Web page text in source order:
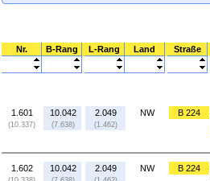
Nr. B-Rang L-Rang Land Straße
1.601
(10.337)
10.042
(7.638)
2.049
(1.462)
NW B 224
1.602 10.042 2.049 NW B 224